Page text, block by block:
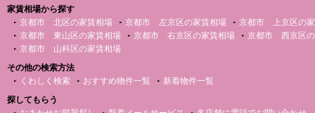
家賃相場から探す
京都市 北区の家賃相場
京都市 左京区の家賃相場
京都市 上京区の
京都市 東山区の家賃相場
京都市 右京区の家賃相場
京都市 西京区
京都市 山科区の家賃相場
その他の検索方法
くわしく検索
おすすめ物件一覧
新着物件一覧
探してもらう